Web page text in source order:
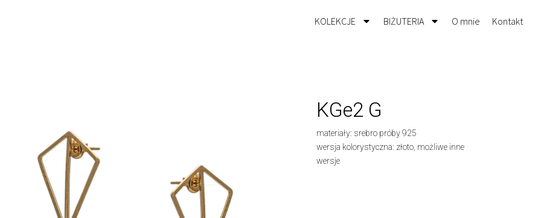
KOLEKCJE BIŻUTERIA O mnie Kontakt
KGe2 G
materiały: srebro próby 925
wersja kolorystyczna: złoto, możliwe inne
wersje